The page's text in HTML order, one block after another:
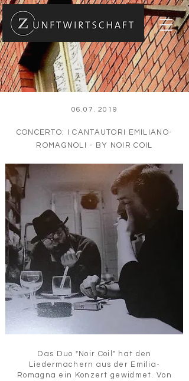
06.07. 2019
CONCERTO: I CANTAUTORI EMILIANO-
ROMAGNOLI - BY NOIR COIL
Das Duo "Noir Coil" hat den
Liedermachern aus der Emilia-
Romagna ein Konzert gewidmet. Von